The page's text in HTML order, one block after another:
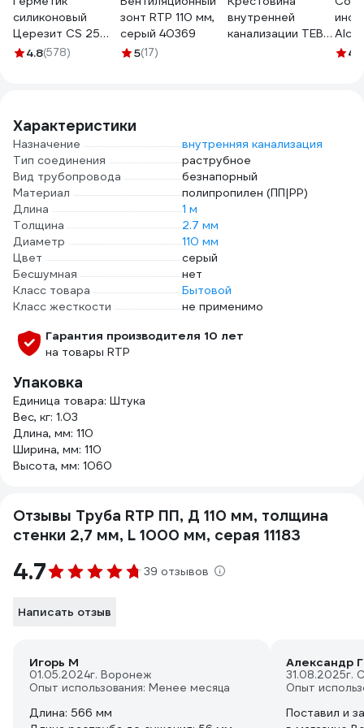
силиконовый
Церезит CS 25
№01, белая, 280
4.8(578)
зонт RTP 110 мм,
серый 40369
5(17)
внутренней
канализации TEBO
90/4.4
Характеристики
Назначение
внутренняя канализация
Тип соединения
раструбное
Вид трубопровода
безнапорный
Материал
полипропилен (ПП|PP)
Длина
1 м
Толщина
2.7 мм
Диаметр
110 мм
Цвет
серый
Бесшумная
нет
Класс товара
Бытовой
Класс жесткости
не применимо
Гарантия производителя 10 лет
на товары RTP
Упаковка
Единица товара: Штука
Вес, кг: 1.03
Длина, мм: 110
Ширина, мм: 110
Высота, мм: 1060
Отзывы Труба RTP ПП, Д 110 мм, толщина
стенки 2,7 мм, L 1000 мм, серая 11183
4.7 39 отзывов
Написать отзыв
Игорь М
01.05.2024г. Воронеж
Опыт использования: Менее месяца
Длина: 566 мм
Александр
31.08.2025г.
Опыт
Поставил и